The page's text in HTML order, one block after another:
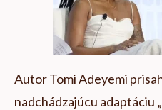
Autor Tomi Adeyemi
nadchádzajúcu adaptáciu